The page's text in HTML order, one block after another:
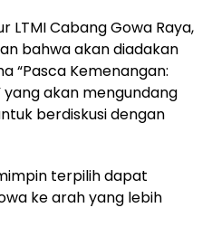
LTMI Cabang Gowa Raya,
bahwa akan diadakan
“Pasca Kemenangan:
yang akan mengundang
berdiskusi dengan
terpilih dapat
ke arah yang lebih